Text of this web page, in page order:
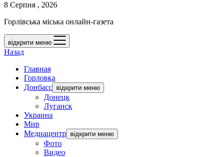
8 Серпня , 2026
Горлівська міська онлайн-газета
відкрити меню
Назад
Главная
Горловка
Донбасс відкрити меню
Донецк
Луганск
Украина
Мир
Медиацентр відкрити меню
Фото
Видео